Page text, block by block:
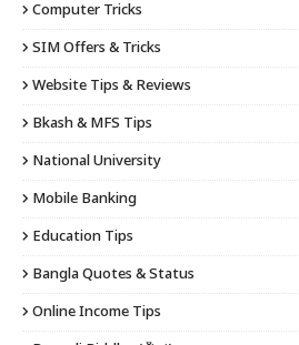
Computer Tricks
SIM Offers & Tricks
Website Tips & Reviews
Bkash & MFS Tips
National University
Mobile Banking
Education Tips
Bangla Quotes & Status
Online Income Tips